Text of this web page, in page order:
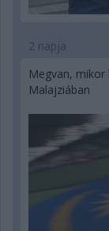
2 napja
Megvan, mikor
Malajziában